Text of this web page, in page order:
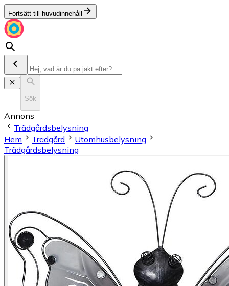
Fortsätt till huvudinnehåll
Sök
Annons
Trädgårdsbelysning
Hem
Trädgård
Utomhusbelysning
Trädgårdsbelysning